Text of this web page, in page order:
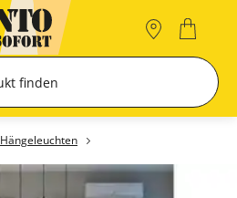
Hängeleuchten